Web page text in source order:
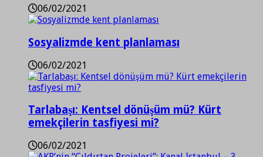
06/02/2021
Sosyalizmde kent planlaması
06/02/2021
Tarlabaşı: Kentsel dönüşüm mü? Kürt
emekçilerin tasfiyesi mi?
06/02/2021